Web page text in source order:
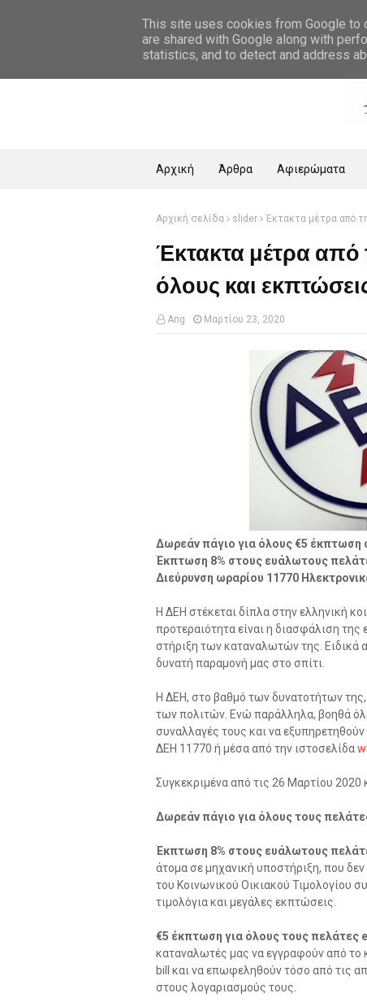
Αρχική Άρθρα Αφιερώματα
Αρχική σελίδα slider Έκτακτα μέτρα από
Έκτακτα μέτρα
όλους και
Ang Μαρτίου 23, 2020
Δωρεάν πάγιο για όλους€5 έκπτωση
Έκπτωση 8% στους ευάλωτους
Διεύρυνση ωραρίου 11770
Η ΔΕΗ στέκεται δίπλα στην ελληνική
προτεραιότητα είναι η διασφάλιση
στήριξη των καταναλωτών της. Ειδικά
δυνατή παραμονή μας στο σπίτι.
Η ΔΕΗ, στο βαθμό των δυνατοτήτων
των πολιτών. Ενώ παράλληλα, βοηθά
συναλλαγές τους και να
ΔΕΗ 11770 ή μέσα από την ιστοσελίδα
Συγκεκριμένα από τις 26 Μαρτίου 2020
Δωρεάν πάγιο για όλους τους
Έκπτωση 8% στους ευάλωτους
άτομα σε μηχανική υποστήριξη, που
του Κοινωνικού Οικιακού Τιμολογίου
τιμολόγια και μεγάλες εκπτώσεις.
€5 έκπτωση για όλους τους πελάτες
καταναλωτές μας να εγγραφούν από το
bill και να επωφεληθούν τόσο από τις
στους λογαριασμούς τους.
This site uses cookies from Google to
are shared with Google along with
statistics, and to detect and address